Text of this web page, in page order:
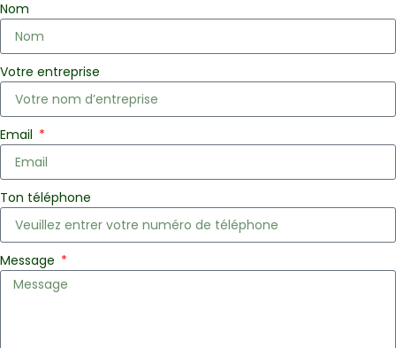
Nom
Votre entreprise
Email
Ton téléphone
Message